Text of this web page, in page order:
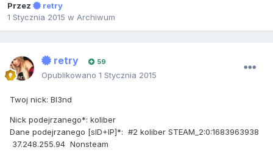
Przez
retry
1 Stycznia 2015 w Archiwum
retry 59
Opublikowano 1 Stycznia 2015
Twoj nick: Bl3nd
Nick podejrzanego*: koliber
Dane podejrzanego [sID+IP]*: #2 koliber STEAM_2:0:1683963938
37.248.255.94 Nonsteam